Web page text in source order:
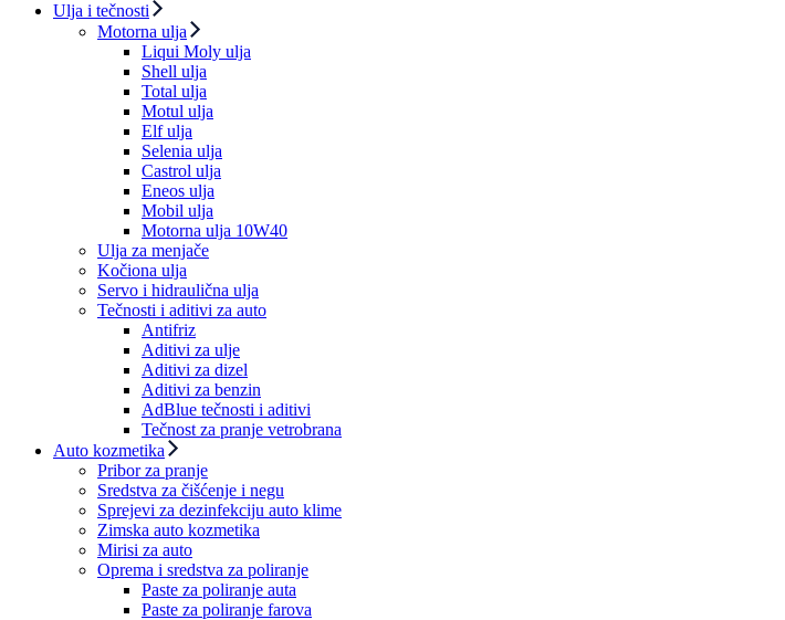
Ulja i tečnosti
Motorna ulja
Liqui Moly ulja
Shell ulja
Total ulja
Motul ulja
Elf ulja
Selenia ulja
Castrol ulja
Eneos ulja
Mobil ulja
Motorna ulja 10W40
Ulja za menjače
Kočiona ulja
Servo i hidraulična ulja
Tečnosti i aditivi za auto
Antifriz
Aditivi za ulje
Aditivi za dizel
Aditivi za benzin
AdBlue tečnosti i aditivi
Tečnost za pranje vetrobrana
Auto kozmetika
Pribor za pranje
Sredstva za čišćenje i negu
Sprejevi za dezinfekciju auto klime
Zimska auto kozmetika
Mirisi za auto
Oprema i sredstva za poliranje
Paste za poliranje auta
Paste za poliranje farova